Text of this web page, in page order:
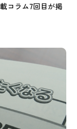
コラム7回目が掲